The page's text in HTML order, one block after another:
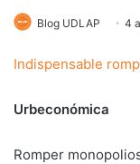
Blog UDLAP 4
Indispensable
Urbeconómica
Romper